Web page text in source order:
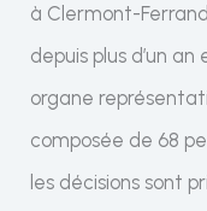
à Clermont-
depuis plus d’un
organe
composée de 68
les décisions sont